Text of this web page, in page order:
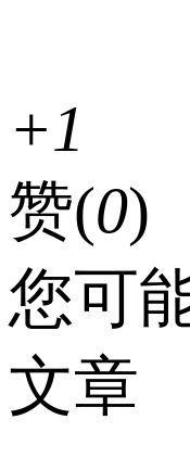
+1
赞(0)
您可
文章